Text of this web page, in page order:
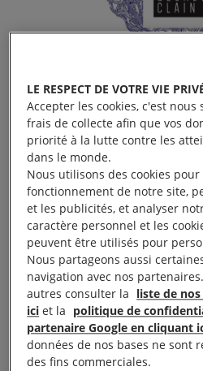
Tournée du spectacle Mu(e)
à 20 h 30, salle Semprun
Le groupe de Blois
LE RESPECT DE VOTRE VIE
Accepter les cookies, c'est
frais de collecte afin que vos
priorité à la lutte contre les
dans le monde.
Nous utilisons des cookies
fonctionnement de notre site,
et les publicités, et analyser
caractère personnel et les
peuvent être utilisés pour
Nous partageons aussi
navigation avec nos
autres consulter la liste de
ici et la politique de
partenaire Google en cliquant
données de nos bases ne sont
des fins commerciales.